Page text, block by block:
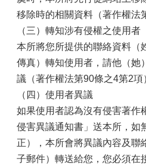
移除時的相關資料（著作權法
（三）轉知涉有侵權之使用者
本所將您所提供的聯絡資料（
傳真）轉知使用者，請他（她
議（著作權法第90條之4第2項
（四）使用者異議
如果使用者認為沒有侵害著作
侵害異議通知書」送本所，如
正），本所會將異議內容及聯
子郵件）轉送給您，您必須在